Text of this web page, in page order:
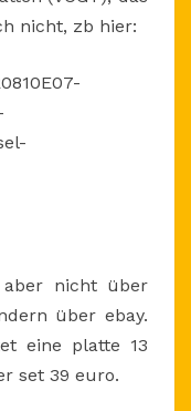
nicht, zb hier:
aber nicht über
über ebay.
eine platte 13
set 39 euro.